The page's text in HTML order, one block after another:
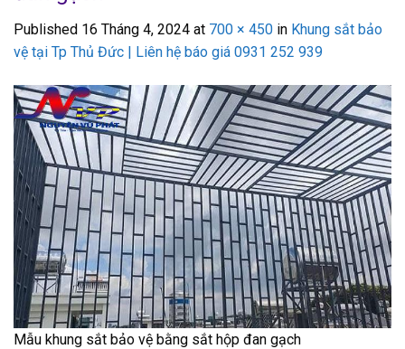
Published 16 Tháng 4, 2024 at 700 × 450 in Khung sắt bảo
vệ tại Tp Thủ Đức | Liên hệ báo giá 0931 252 939
Mẫu khung sắt bảo vệ bằng sắt hộp đan gạch